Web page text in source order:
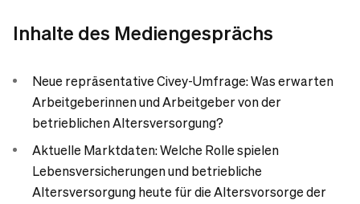
Inhalte des Mediengesprächs
Neue repräsentative Civey-Umfrage: Was erwarten
Arbeitgeberinnen und Arbeitgeber von der
betrieblichen Altersversorgung?
Aktuelle Marktdaten: Welche Rolle spielen
Lebensversicherungen und betriebliche
Altersversorgung heute für die Altersvorsorge der